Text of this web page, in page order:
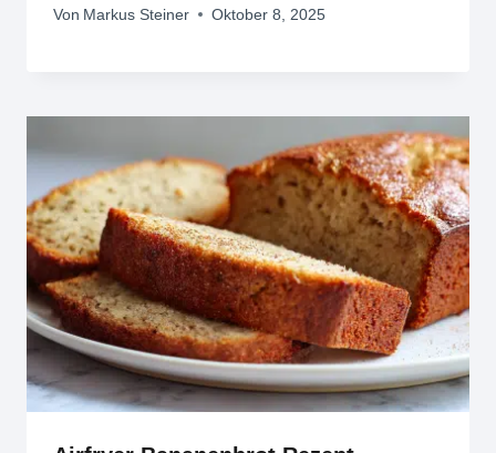
Von Markus Steiner Oktober 8, 2025